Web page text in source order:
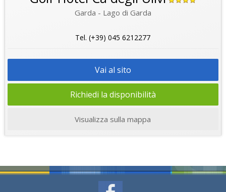
Garda - Lago di Garda
Tel. (+39) 045 6212277
Vai al sito
Richiedi la disponibilità
Visualizza sulla mappa